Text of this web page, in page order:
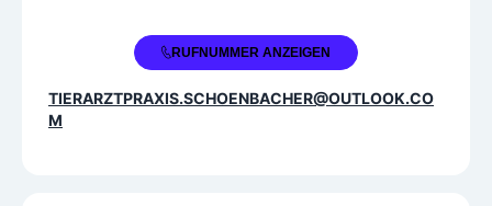
+43 664 5009091RUFNUMMER ANZEIGEN
TIERARZTPRAXIS.SCHOENBACHER@OUTLOOK.CO
M